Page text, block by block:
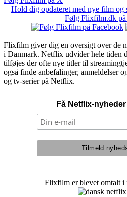
Hold dig opdateret med nye film
Følg Flixfilm.dk på
Flixfilm giver dig en oversigt over de
i Danmark. Netflix udvider hele tiden
tilføjes der ofte nye titler til
også finde anbefalinger, anmeldelser
og tv-serier på Netflix.
Få Netflix-
Flixfilm er blevet omtalt i